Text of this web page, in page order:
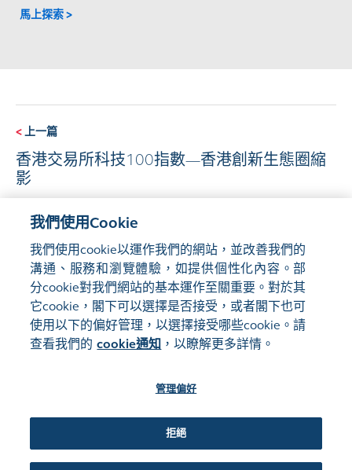
馬上探索 >
<上一篇
香港交易所科技100指數—香港創新生態圈縮
影
互換通2026年八大熱門問題全解析
管理偏好
我們使用Cookie
我們使用cookie以運作我們的網站，並改善我們的
溝通、服務和瀏覽體驗，如提供個性化內容。部
分cookie對我們網站的基本運作至關重要。對於其
它cookie，閣下可以選擇是否接受，或者閣下也可
使用以下的偏好管理，以選擇接受哪些cookie。請
查看我們的 cookie通知 ，以瞭解更多詳情。
管理偏好
拒絕